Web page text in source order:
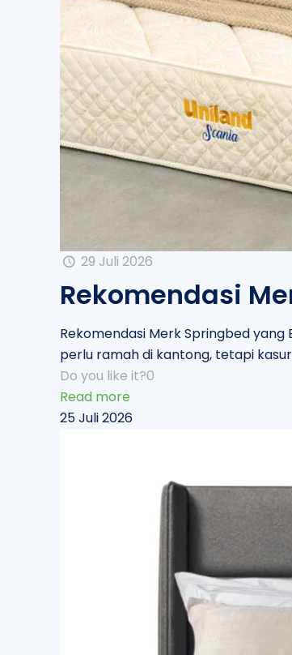
29 Juli 2026
Rekomendasi
Rekomendasi Merk Springbed
perlu ramah di kantong, tetapi kasur
Do you like it?0
Read more
25 Juli 2026